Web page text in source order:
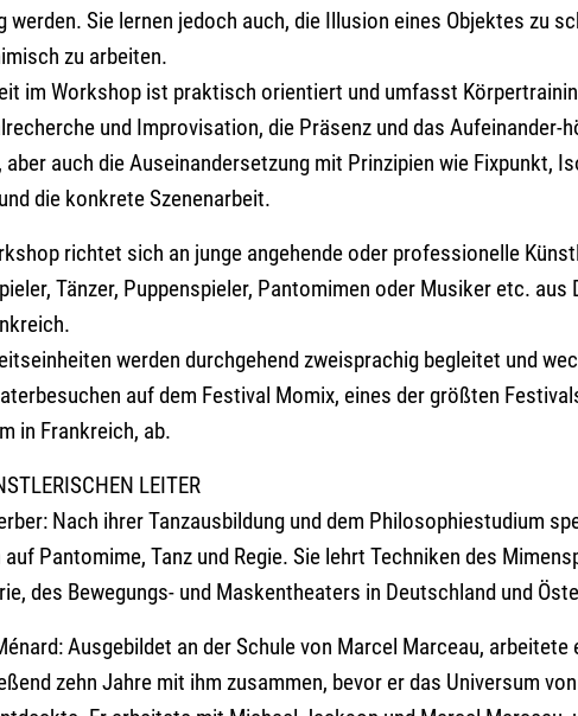
werden. Sie lernen jedoch auch, die Illusion eines Objektes zu
zu arbeiten.
im Workshop ist praktisch orientiert und umfasst
und Improvisation, die Präsenz und das Aufeinander-
aber auch die Auseinandersetzung mit Prinzipien wie Fixpunkt,
die konkrete Szenenarbeit.
richtet sich an junge angehende oder professionelle
Tänzer, Puppenspieler, Pantomimen oder Musiker etc. aus
werden durchgehend zweisprachig begleitet und
auf dem Festival Momix, eines der größten
in Frankreich, ab.
LEITER
: Nach ihrer Tanzausbildung und dem Philosophiestudium
Pantomime, Tanz und Regie. Sie lehrt Techniken des
des Bewegungs- und Maskentheaters in Deutschland und
: Ausgebildet an der Schule von Marcel Marceau, arbeitete
zehn Jahre mit ihm zusammen, bevor er das Universum